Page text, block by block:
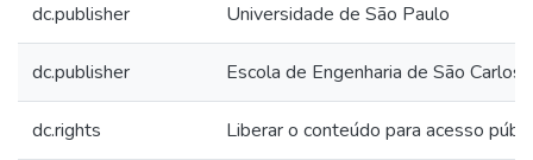
dc.publisher Universidade de São Paulo
dc.publisher Escola de Engenharia de São Carlos
dc.rights Liberar o conteúdo para acesso